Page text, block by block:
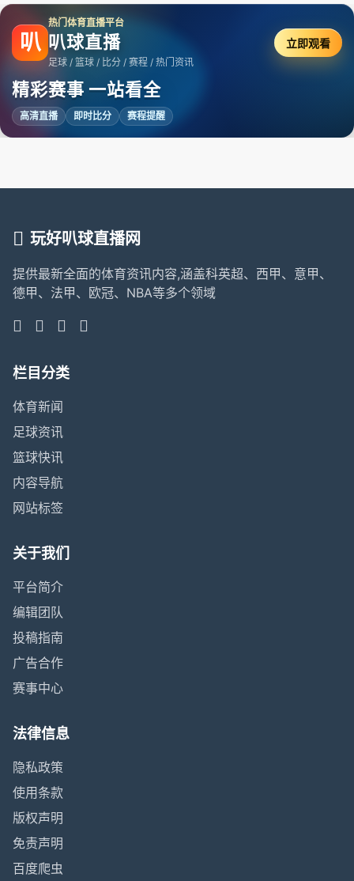
叭
热门体育直播平台
叭球直播
足球 / 篮球 / 比分 / 赛程 / 热门资讯
精彩赛事 一站看全
高清直播 即时比分 赛程提醒
立即观看
玩好叭球直播网
提供最新全面的体育资讯内容,涵盖科英超、西甲、意甲、
德甲、法甲、欧冠、NBA等多个领域
栏目分类
体育新闻
足球资讯
篮球快讯
内容导航
网站标签
关于我们
平台简介
编辑团队
投稿指南
广告合作
赛事中心
法律信息
隐私政策
使用条款
版权声明
免责声明
百度爬虫